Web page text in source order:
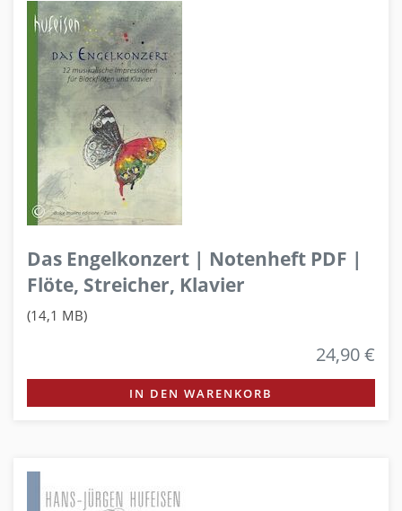
Das Engelkonzert | Notenheft PDF |
Flöte, Streicher, Klavier
(14,1 MB)
24,90 €
IN DEN WARENKORB